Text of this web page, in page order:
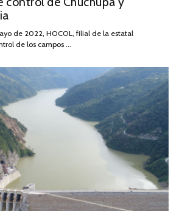
2026
de 2022, HOCOL, filial de la estatal
de los campos …